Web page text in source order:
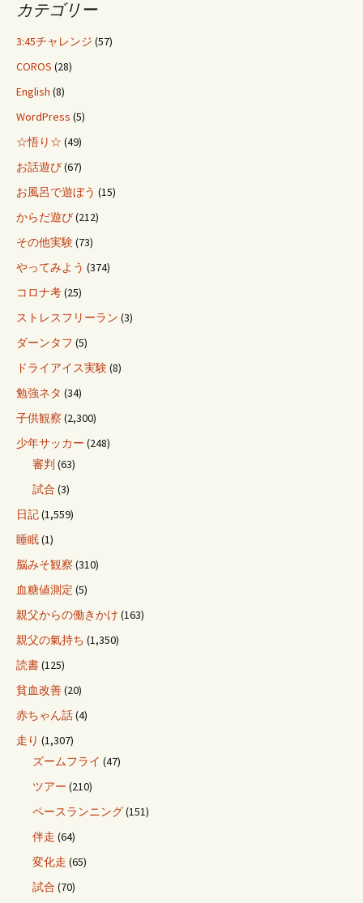
カテゴリー
3:45チャレンジ (57)
COROS (28)
English (8)
WordPress (5)
☆悟り☆ (49)
お話遊び(67)
お風呂で遊ぼう (15)
からだ遊び(212)
その他実験(73)
やってみよう (374)
コロナ考(25)
ストレスフリーラン (3)
ダーンタフ (5)
ドライアイス実験(8)
勉強ネタ (34)
子供観察 (2,300)
少年サッカー (248)
審判 (63)
試合 (3)
日記(1,559)
睡眠(1)
脳みそ観察 (310)
血糖値測定 (5)
親父からの働きかけ (163)
親父の氣持ち (1,350)
読書(125)
貧血改善(20)
赤ちゃん話(4)
走り (1,307)
ズームフライ (47)
ツアー (210)
ペースランニング(151)
伴走 (64)
変化走 (65)
試合 (70)